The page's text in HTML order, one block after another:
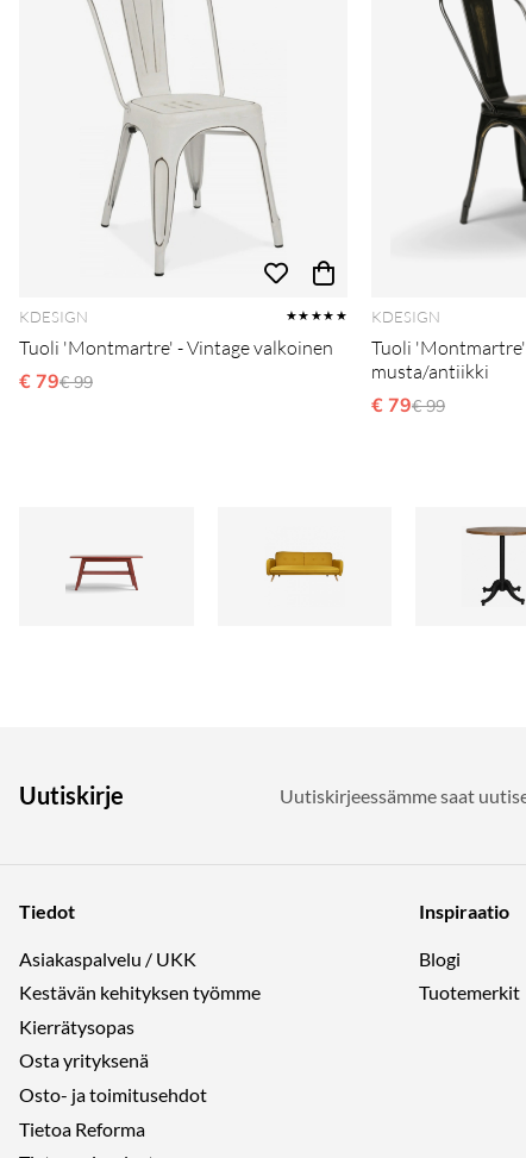
KDESIGN ★★★★★
Tuoli 'Montmartre' - Vintage valkoinen
€ 79Ordinarie pris:
€ 99
KDESIGN
Tuoli
musta/antiikki
€ 79Ordinarie pris:
€ 99
Uutiskirje Uutiskirjeessämme saat
Tiedot
Asiakaspalvelu / UKK
Kestävän kehityksen työmme
Kierrätysopas
Osta yrityksenä
Osto- ja toimitusehdot
Tietoa Reforma
Inspiraatio
Blogi
Tuotemerkit